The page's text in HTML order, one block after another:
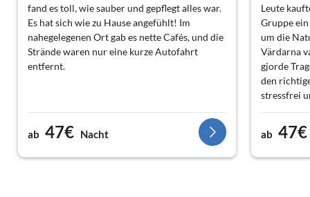
fand es toll, wie sauber und gepflegt alles war.
Es hat sich wie zu Hause angefühlt! Im
nahegelegenen Ort gab es nette Cafés, und die
Strände waren nur eine kurze Autofahrt
entfernt.
ab 47€ Nacht
Leute
Gruppe
um die
Värdarna
gjorde
den
stressfrei
ab 47€